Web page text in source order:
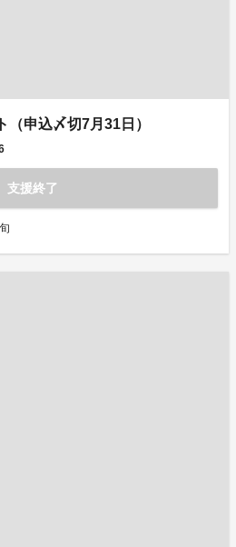
（申込〆切7月31日）
支援終了